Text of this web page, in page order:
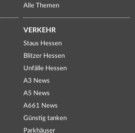
Alle Themen
VERKEHR
Staus Hessen
Blitzer Hessen
Unfälle Hessen
A3 News
A5 News
A661 News
Günstig tanken
Parkhäuser